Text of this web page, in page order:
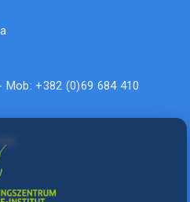
Mob: +382 (0)69 684 410